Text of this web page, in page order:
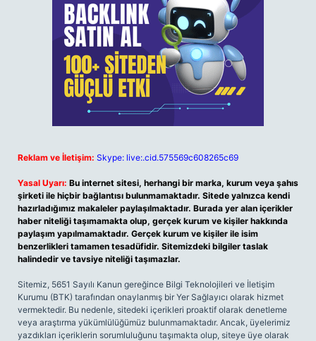
Reklam ve İletişim: Skype: live:.cid.575569c608265c69
Yasal Uyarı: Bu internet sitesi, herhangi bir marka, kurum veya şahıs
şirketi ile hiçbir bağlantısı bulunmamaktadır. Sitede yalnızca kendi
hazırladığımız makaleler paylaşılmaktadır. Burada yer alan içerikler
haber niteliği taşımamakta olup, gerçek kurum ve kişiler hakkında
paylaşım yapılmamaktadır. Gerçek kurum ve kişiler ile isim
benzerlikleri tamamen tesadüfidir. Sitemizdeki bilgiler taslak
halindedir ve tavsiye niteliği taşımazlar.
Sitemiz, 5651 Sayılı Kanun gereğince Bilgi Teknolojileri ve İletişim
Kurumu (BTK) tarafından onaylanmış bir Yer Sağlayıcı olarak hizmet
vermektedir. Bu nedenle, sitedeki içerikleri proaktif olarak denetleme
veya araştırma yükümlülüğümüz bulunmamaktadır. Ancak, üyelerimiz
yazdıkları içeriklerin sorumluluğunu taşımakta olup, siteye üye olarak